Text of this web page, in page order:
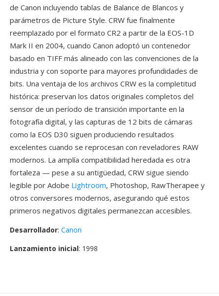
de Canon incluyendo tablas de Balance de Blancos y
parámetros de Picture Style. CRW fue finalmente
reemplazado por el formato CR2 a partir de la EOS-1D
Mark II en 2004, cuando Canon adoptó un contenedor
basado en TIFF más alineado con las convenciones de la
industria y con soporte para mayores profundidades de
bits. Una ventaja de los archivos CRW es la completitud
histórica: preservan los datos originales completos del
sensor de un período de transición importante en la
fotografía digital, y las capturas de 12 bits de cámaras
como la EOS D30 siguen produciendo resultados
excelentes cuando se reprocesan con reveladores RAW
modernos. La amplía compatibilidad heredada es otra
fortaleza — pese a su antigüedad, CRW sigue siendo
legible por Adobe Lightroom, Photoshop, RawTherapee y
otros conversores modernos, asegurando qué estos
primeros negativos digitales permanezcan accesibles.
Desarrollador: Canon
Lanzamiento inicial: 1998